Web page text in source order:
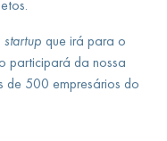
startup que irá para o
participará da nossa
de 500 empresários do